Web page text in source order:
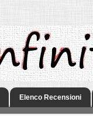
Elenco Recensioni